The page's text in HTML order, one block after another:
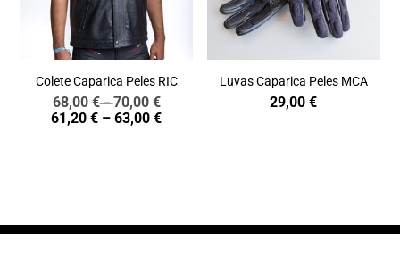
Colete Caparica Peles RIC
68,00€–70,00€Price
range:
61,20€ – 63,00€Price
Luvas Caparica Peles MCA
29,00€